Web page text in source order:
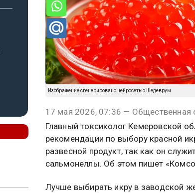
Изображение сгенерировано нейросетью Шедеврум
17 мая 2026, 07:36 — Общественная
Главный токсиколог Кемеровской
рекомендации по выбору красной
развесной продукт, так как он
сальмонеллы. Об этом пишет
Лучше выбирать икру в заводской